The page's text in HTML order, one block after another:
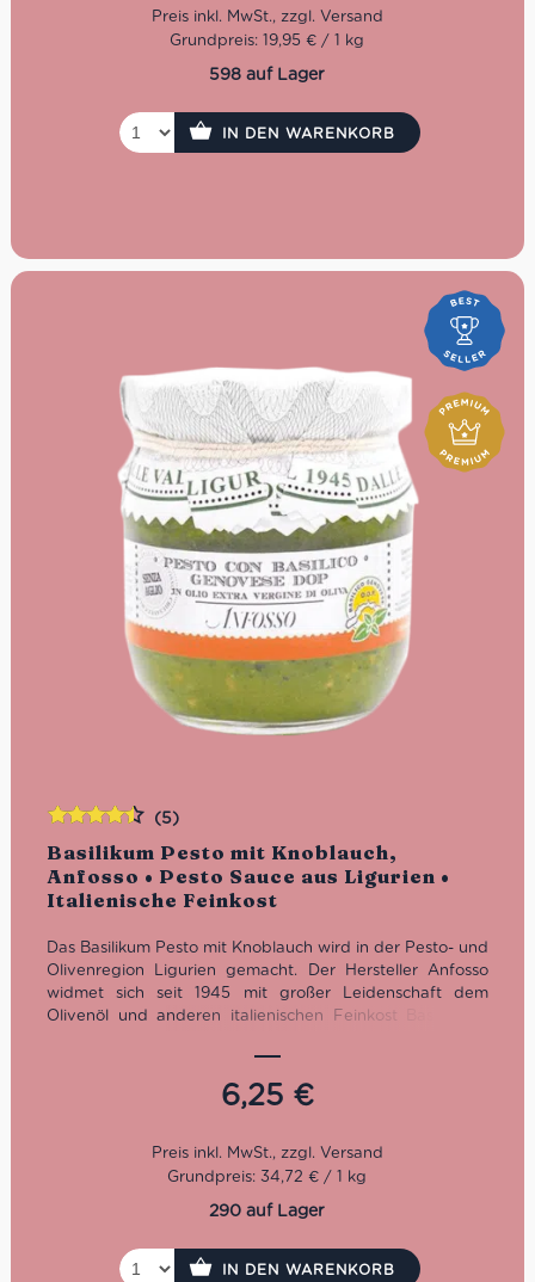
Grundpreis: 19,95 € / 1 kg
598 auf Lager
IN DEN WARENKORB
Basilikum Pesto mit Knoblauch,
Anfosso • Pesto Sauce aus Ligurien •
Italienische Feinkost
(5)
Das Basilikum Pesto mit Knoblauch wird in der Pesto- und
Olivenregion Ligurien gemacht. Der Hersteller Anfosso
widmet sich seit 1945 mit großer Leidenschaft dem
Olivenöl und anderen italienischen Feinkost Basics wie
baut Anfosso noch selbst an. Mit behutsamen,
ursprünglichen Methoden, viel Geduld und Erfahrung
kommt nun mal die beste Qualität. Darum jetzt
Knoblauch probieren.
6,25 €
Bewertet
mit4.40
von 5
Grundpreis: 34,72 € / 1 kg
290 auf Lager
IN DEN WARENKORB